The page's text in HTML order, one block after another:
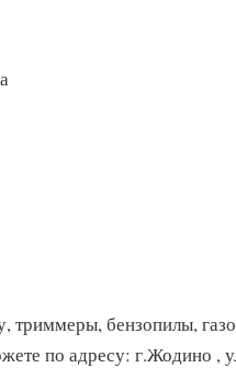
триммеры, бензопилы,
по адресу: г.Жодино ,